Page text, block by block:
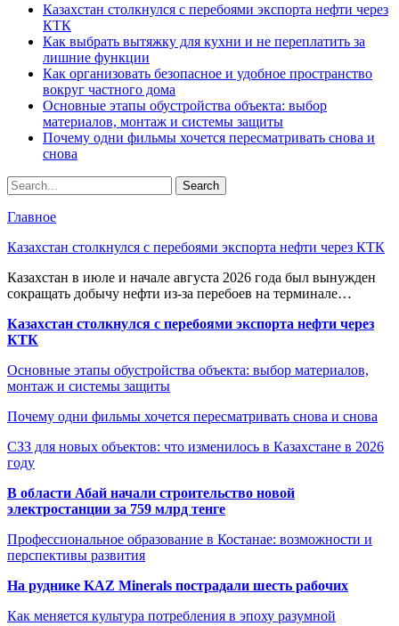
Казахстан столкнулся с перебоями экспорта нефти через
КТК
Как выбрать вытяжку для кухни и не переплатить за
лишние функции
Как организовать безопасное и удобное пространство
вокруг частного дома
Основные этапы обустройства объекта: выбор
материалов, монтаж и системы защиты
Почему одни фильмы хочется пересматривать снова и
снова
Главное
Казахстан столкнулся с перебоями экспорта нефти через КТК
Казахстан в июле и начале августа 2026 года был вынужден
сокращать добычу нефти из-за перебоев на терминале…
Казахстан столкнулся с перебоями экспорта нефти через
КТК
Основные этапы обустройства объекта: выбор материалов,
монтаж и системы защиты
Почему одни фильмы хочется пересматривать снова и снова
СЗЗ для новых объектов: что изменилось в Казахстане в 2026
году
В области Абай начали строительство новой
электростанции за 759 млрд тенге
Профессиональное образование в Костанае: возможности и
перспективы развития
На руднике KAZ Minerals пострадали шесть рабочих
Как меняется культура потребления в эпоху разумной